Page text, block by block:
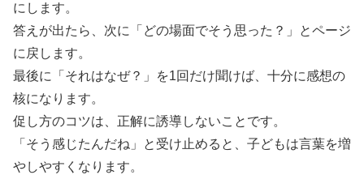
にします。
答えが出たら、次に「どの場面でそう思った？」とページ
に戻します。
最後に「それはなぜ？」を1回だけ聞けば、十分に感想の
核になります。
促し方のコツは、正解に誘導しないことです。
「そう感じたんだね」と受け止めると、子どもは言葉を増
やしやすくなります。